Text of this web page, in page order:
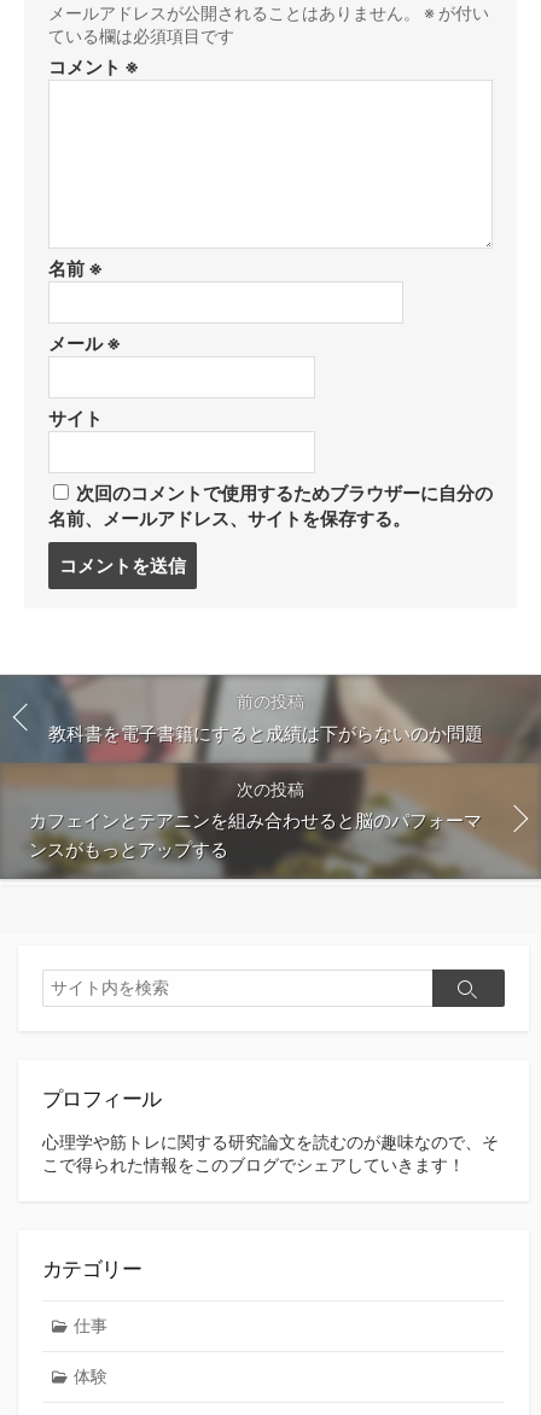
メールアドレスが公開されることはありません。 ※ が付い
ている欄は必須項目です
コメント ※
名前 ※
メール※
サイト
次回のコメントで使用するためブラウザーに自分の
名前、メールアドレス、サイトを保存する。
る
前の投稿
教科書を電子書籍にすると成績は下がらないのか問題
次の投稿
カフェインとテアニンを組み合わせると脳のパフォーマ
ンスがもっとアップする
検
索
検
プロフィール
心理学や筋トレに関する研究論文を読むのが趣味なので、そ
こで得られた情報をこのブログでシェアしていきます！
カテゴリー
仕事
体験